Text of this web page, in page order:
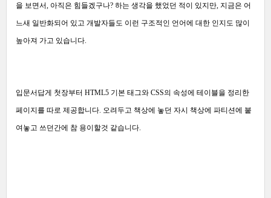
을 보면서, 아직은 힘들겠구나? 하는 생각을 했었던 적이 있지만, 지금은 어
느새 일반화되어 있고 개발자들도 이런 구조적인 언어에 대한 인지도 많이
높아져 가고 있습니다.
입문서답게 첫장부터 HTML5 기본 태그와 CSS의 속성에 테이블을 정리한
페이지를 따로 제공합니다. 오려두고 책상에 놓던 자시 책상에 파티션에 붙
여놓고 쓰던간에 참 용이할것 같습니다.